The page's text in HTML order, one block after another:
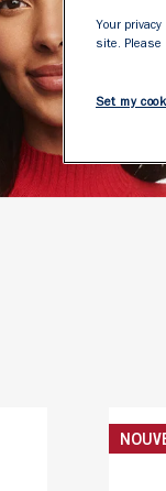
TOUS
Your
site. Please
Set my